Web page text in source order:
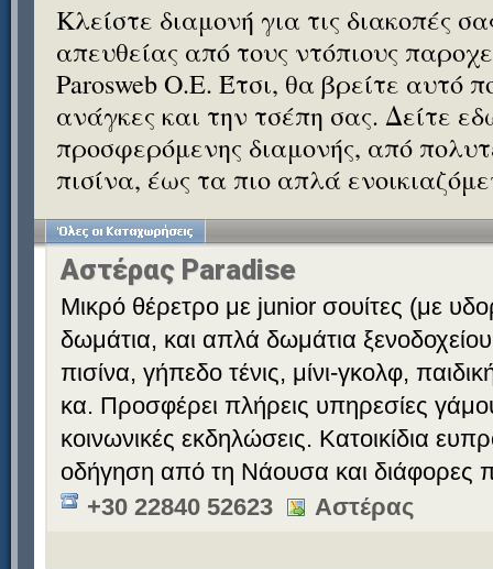
Κλείστε διαμονή για τις διακοπές
απευθείας από τους ντόπιους
Parosweb Ο.Ε. Έτσι, θα βρείτε αυτό
ανάγκες και την τσέπη σας. Δείτε
προσφερόμενης διαμονής, από
πισίνα, έως τα πιο απλά
Αστέρας Paradise
Μικρό θέρετρο με junior σουίτες (με
δωμάτια, και απλά δωμάτια
πισίνα, γήπεδο τένις, μίνι-γκολφ,
κα. Προσφέρει πλήρεις υπηρεσίες γάμου
κοινωνικές εκδηλώσεις. Κατοικίδια
οδήγηση από τη Νάουσα και διάφορες
+30 22840 52623
Αστέρας